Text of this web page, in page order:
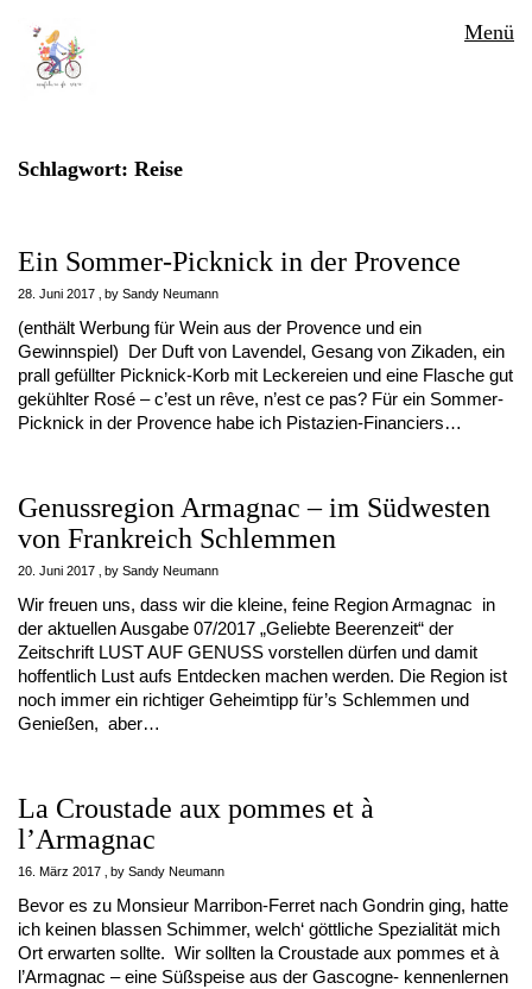
Menü
Schlagwort: Reise
Ein Sommer-Picknick in der Provence
28. Juni 2017 by Sandy Neumann
(enthält Werbung für Wein aus der Provence und ein
Gewinnspiel) Der Duft von Lavendel, Gesang von Zikaden, ein
prall gefüllter Picknick-Korb mit Leckereien und eine Flasche gut
gekühlter Rosé – c’est un rêve, n’est ce pas? Für ein Sommer-
Picknick in der Provence habe ich Pistazien-Financiers…
Genussregion Armagnac – im Südwesten
von Frankreich Schlemmen
20. Juni 2017 by Sandy Neumann
Wir freuen uns, dass wir die kleine, feine Region Armagnac in
der aktuellen Ausgabe 07/2017 „Geliebte Beerenzeit“ der
Zeitschrift LUST AUF GENUSS vorstellen dürfen und damit
hoffentlich Lust aufs Entdecken machen werden. Die Region ist
noch immer ein richtiger Geheimtipp für’s Schlemmen und
Genießen, aber…
La Croustade aux pommes et à
l’Armagnac
16. März 2017 by Sandy Neumann
Bevor es zu Monsieur Marribon-Ferret nach Gondrin ging, hatte
ich keinen blassen Schimmer, welch‘ göttliche Spezialität mich
Ort erwarten sollte. Wir sollten la Croustade aux pommes et à
l’Armagnac – eine Süßspeise aus der Gascogne- kennenlernen